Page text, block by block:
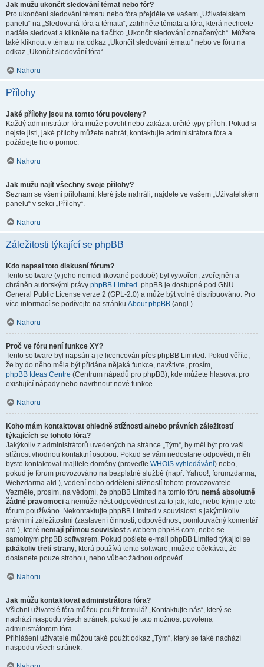
Jak můžu ukončit sledování témat nebo fór?
Pro ukončení sledování tématu nebo fóra přejděte ve vašem „Uživatelském
panelu“ na „Sledovaná fóra a témata“, zatrhněte témata a fóra, která nechcete
nadále sledovat a klikněte na tlačítko „Ukončit sledování označených“. Můžete
také kliknout v tématu na odkaz „Ukončit sledování tématu“ nebo ve fóru na
odkaz „Ukončit sledování fóra“.
Nahoru
Přílohy
Jaké přílohy jsou na tomto fóru povoleny?
Každý administrátor fóra může povolit nebo zakázat určité typy příloh. Pokud si
nejste jisti, jaké přílohy můžete nahrát, kontaktujte administrátora fóra a
požádejte ho o pomoc.
Nahoru
Jak můžu najít všechny svoje přílohy?
Seznam se všemi přílohami, které jste nahráli, najdete ve vašem „Uživatelském
panelu“ v sekci „Přílohy“.
Nahoru
Záležitosti týkající se phpBB
Kdo napsal toto diskusní fórum?
Tento software (v jeho nemodifikované podobě) byl vytvořen, zveřejněn a
chráněn autorskými právy phpBB Limited . phpBB je dostupné pod GNU
General Public License verze 2 (GPL-2.0) a může být volně distribuováno. Pro
více informací se podívejte na stránku About phpBB (angl.).
Nahoru
Proč ve fóru není funkce XY?
Tento software byl napsán a je licencován přes phpBB Limited. Pokud věříte,
že by do něho měla být přidána nějaká funkce, navštivte, prosím,
phpBB Ideas Centre (Centrum nápadů pro phpBB), kde můžete hlasovat pro
existující nápady nebo navrhnout nové funkce.
Nahoru
Koho mám kontaktovat ohledně stížnosti a/nebo právních záležitostí
týkajících se tohoto fóra?
Jakýkoliv z administrátorů uvedených na stránce „Tým“, by měl být pro vaši
stížnost vhodnou kontaktní osobou. Pokud se vám nedostane odpovědi, měli
byste kontaktovat majitele domény (proveďte WHOIS vyhledávání) nebo,
pokud je fórum provozováno na bezplatné službě (např. Yahoo!, forumzdarma,
Webzdarma atd.), vedení nebo oddělení stížností tohoto provozovatele.
Vezměte, prosím, na vědomí, že phpBB Limited na tomto fóru nemá absolutně
žádné pravomoci a nemůže nést odpovědnost za to jak, kde, nebo kým je toto
fórum používáno. Nekontaktujte phpBB Limited v souvislosti s jakýmikoliv
právními záležitostmi (zastavení činnosti, odpovědnost, pomlouvačný komentář
atd.), které nemají přímou souvislost s webem phpBB.com, nebo se
samotným phpBB softwarem. Pokud pošlete e-mail phpBB Limited týkající se
jakákoliv třetí strany, která používá tento software, můžete očekávat, že
dostanete pouze strohou, nebo vůbec žádnou odpověď.
Nahoru
Jak můžu kontaktovat administrátora fóra?
Všichni uživatelé fóra můžou použít formulář „Kontaktujte nás“, který se
nachází naspodu všech stránek, pokud je tato možnost povolena
administrátorem fóra.
Přihlášení uživatelé můžou také použít odkaz „Tým“, který se také nachází
naspodu všech stránek.